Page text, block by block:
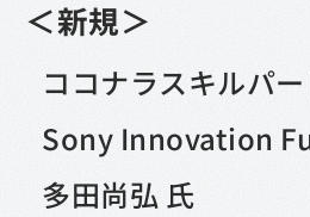
＜新規＞
ココナラスキルパ
Sony Innovation
多田尚弘 氏